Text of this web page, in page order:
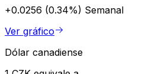
+0.0256 (0.34%) Semanal
Ver gráfico
Dólar canadiense